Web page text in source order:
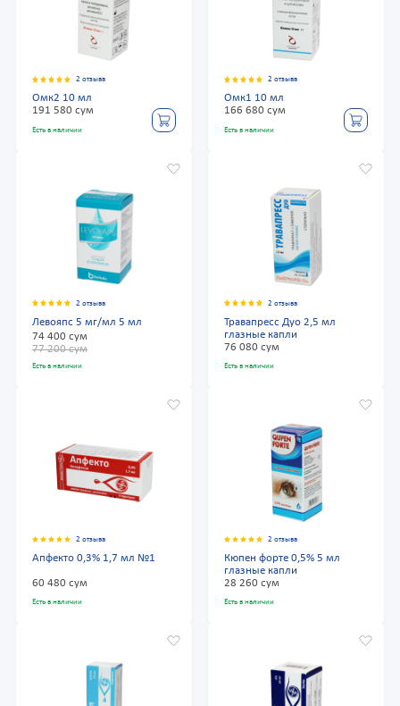
2 отзыва
Омк2 10 мл
191 580 сум
Есть в наличии
2 отзыва
Омк1 10 мл
166 680 сум
Есть в наличии
2 отзыва
Левояпс 5 мг/мл 5 мл
74 400 сум
77 200 сум
Есть в наличии
2 отзыва
Травапресс Дуо 2,5 мл
глазные капли
76 080 сум
Есть в наличии
2 отзыва
Апфекто 0,3% 1,7 мл №1
60 480 сум
Есть в наличии
2 отзыва
Кюпен форте 0,5% 5 мл
глазные капли
28 260 сум
Есть в наличии